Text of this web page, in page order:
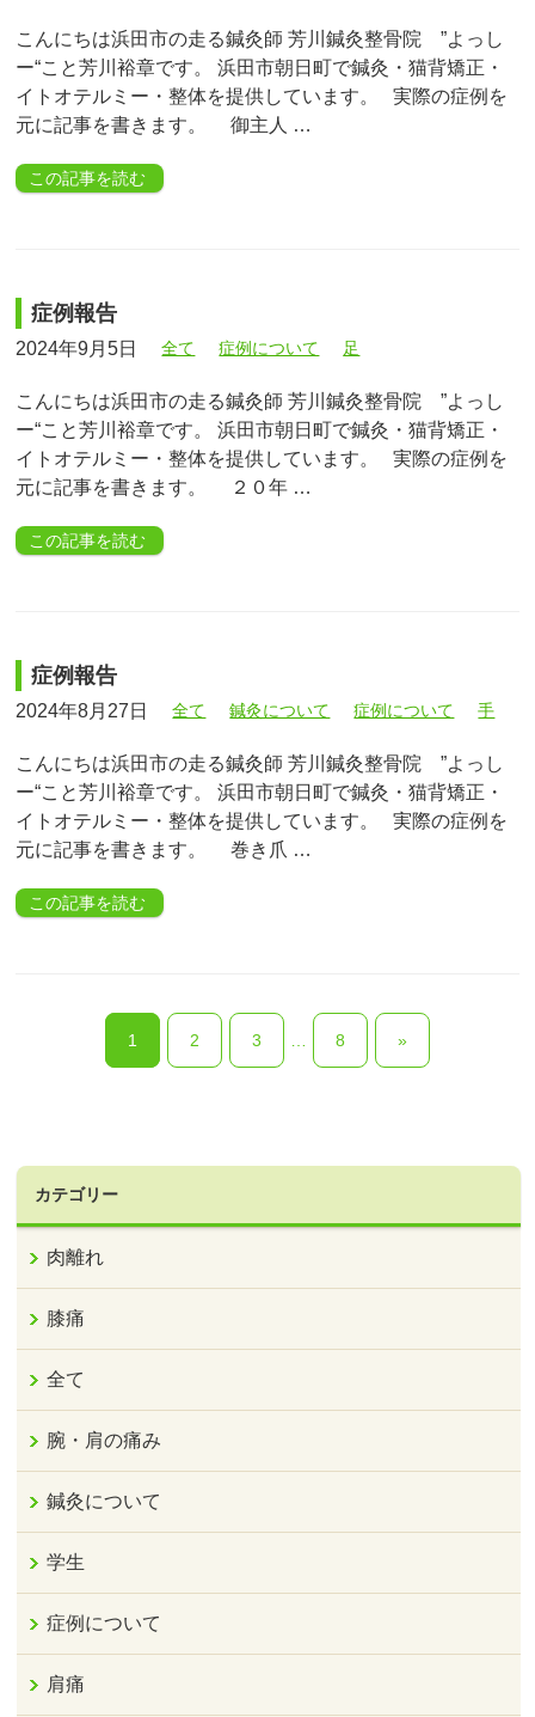
こんにちは浜田市の走る鍼灸師 芳川鍼灸整骨院 ”よっし
ー“こと芳川裕章です。 浜田市朝日町で鍼灸・猫背矯正・
イトオテルミー・整体を提供しています。 実際の症例を
元に記事を書きます。 御主人 …
この記事を読む
症例報告
2024年9月5日 全て 症例について 足
こんにちは浜田市の走る鍼灸師 芳川鍼灸整骨院 ”よっし
ー“こと芳川裕章です。 浜田市朝日町で鍼灸・猫背矯正・
イトオテルミー・整体を提供しています。 実際の症例を
元に記事を書きます。 ２０年 …
この記事を読む
症例報告
2024年8月27日 全て 鍼灸について 症例について 手
こんにちは浜田市の走る鍼灸師 芳川鍼灸整骨院 ”よっし
ー“こと芳川裕章です。 浜田市朝日町で鍼灸・猫背矯正・
イトオテルミー・整体を提供しています。 実際の症例を
元に記事を書きます。 巻き爪 …
この記事を読む
1 2 3 … 8 »
カテゴリー
肉離れ
膝痛
全て
腕・肩の痛み
鍼灸について
学生
症例について
肩痛